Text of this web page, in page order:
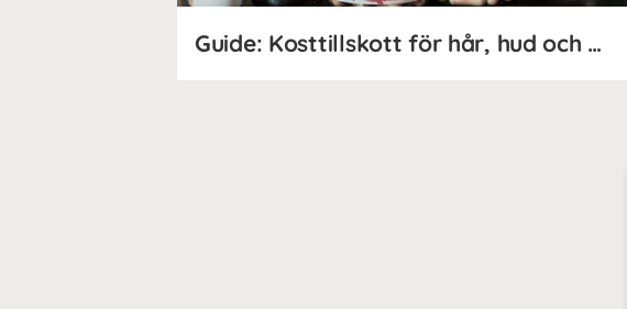
Guide: Kosttillskott för hår, hud och naglar